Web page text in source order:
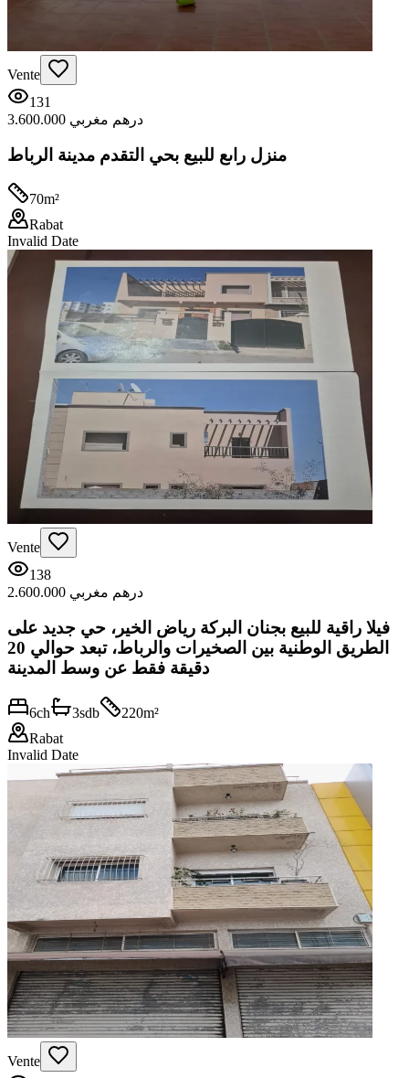
Vente
131
3.600.000 درهم مغربي
منزل راىع للبيع بحي التقدم مدينة الرباط
70m²
Rabat
Invalid Date
Vente
138
2.600.000 درهم مغربي
فيلا راقية للبيع بجنان البركة رياض الخير، حي جديد على
الطريق الوطنية بين الصخيرات والرباط، تبعد حوالي 20
دقيقة فقط عن وسط المدينة
6ch 3sdb 220m²
Rabat
Invalid Date
Vente